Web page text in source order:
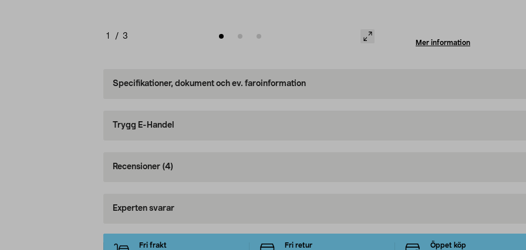
1 / 3
Mer information
Specifikationer, dokument och ev. faroinformation
Trygg E-Handel
Recensioner (4)
Experten svarar
Fri frakt
Fri retur
Öppet köp